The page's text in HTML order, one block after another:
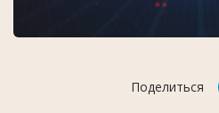
Поделиться